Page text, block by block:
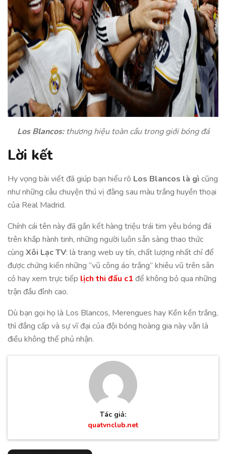
Los Blancos: thương hiệu toàn cầu trong giới bóng đá
Lời kết
Hy vọng bài viết đã giúp bạn hiểu rõ Los Blancos là gì cũng
như những câu chuyện thú vị đằng sau màu trắng huyền thoại
của Real Madrid.
Chính cái tên này đã gắn kết hàng triệu trái tim yêu bóng đá
trên khắp hành tinh, những người luôn sẵn sàng thao thức
cùng Xôi Lạc TV: là trang web uy tín, chất lượng nhất chỉ để
được chứng kiến những “vũ công áo trắng” khiêu vũ trên sân
cỏ hay xem trực tiếp lịch thi đấu c1 để không bỏ qua những
trận đầu đỉnh cao.
Dù bạn gọi họ là Los Blancos, Merengues hay Kền kền trắng,
thì đẳng cấp và sự vĩ đại của đội bóng hoàng gia này vẫn là
điều không thể phủ nhận.
Tác giả:
quatvnclub.net